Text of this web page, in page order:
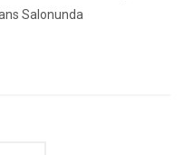
Salonunda